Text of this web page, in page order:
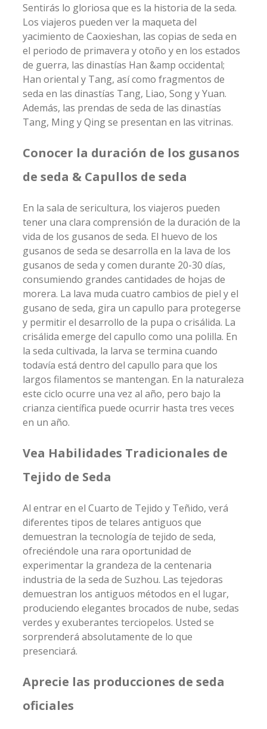
Sentirás lo gloriosa que es la historia de la seda.
Los viajeros pueden ver la maqueta del
yacimiento de Caoxieshan, las copias de seda en
el periodo de primavera y otoño y en los estados
de guerra, las dinastías Han &amp occidental;
Han oriental y Tang, así como fragmentos de
seda en las dinastías Tang, Liao, Song y Yuan.
Además, las prendas de seda de las dinastías
Tang, Ming y Qing se presentan en las vitrinas.
Conocer la duración de los gusanos
de seda & Capullos de seda
En la sala de sericultura, los viajeros pueden
tener una clara comprensión de la duración de la
vida de los gusanos de seda. El huevo de los
gusanos de seda se desarrolla en la lava de los
gusanos de seda y comen durante 20-30 días,
consumiendo grandes cantidades de hojas de
morera. La lava muda cuatro cambios de piel y el
gusano de seda, gira un capullo para protegerse
y permitir el desarrollo de la pupa o crisálida. La
crisálida emerge del capullo como una polilla. En
la seda cultivada, la larva se termina cuando
todavía está dentro del capullo para que los
largos filamentos se mantengan. En la naturaleza
este ciclo ocurre una vez al año, pero bajo la
crianza científica puede ocurrir hasta tres veces
en un año.
Vea Habilidades Tradicionales de
Tejido de Seda
Al entrar en el Cuarto de Tejido y Teñido, verá
diferentes tipos de telares antiguos que
demuestran la tecnología de tejido de seda,
ofreciéndole una rara oportunidad de
experimentar la grandeza de la centenaria
industria de la seda de Suzhou. Las tejedoras
demuestran los antiguos métodos en el lugar,
produciendo elegantes brocados de nube, sedas
verdes y exuberantes terciopelos. Usted se
sorprenderá absolutamente de lo que
presenciará.
Aprecie las producciones de seda
oficiales